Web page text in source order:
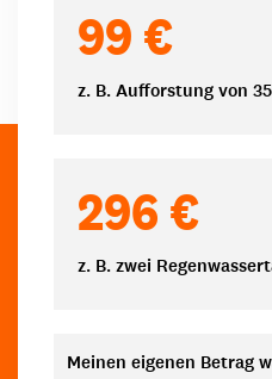
99 €
z. B. Aufforstung von
296 €
z. B. zwei
Meinen eigenen Betrag